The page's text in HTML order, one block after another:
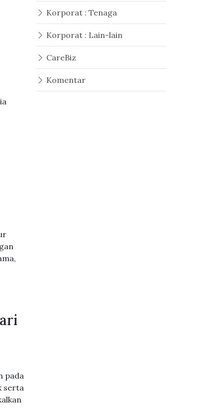
pada
serta
Korporat : Tenaga
Korporat : Lain-lain
CareBiz
Komentar